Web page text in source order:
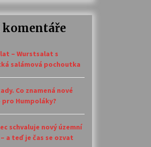
komentáře
– Wurstsalat s
salámová pochoutka
Co znamená nové
Humpoláky?
schvaluje nový územní
a teď je čas se ozvat